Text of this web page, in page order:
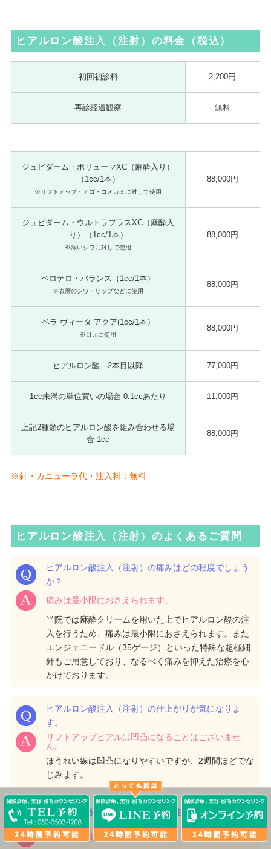
ヒアルロン酸注入（注射）の料金（税込）
初回初診料 2,200円
再診経過観察 無料
ジュビダーム・ボリューマXC（麻酔入り）
（1cc/1本）
※リフトアップ・アゴ・コメカミに対して使用
88,000円
ジュビダーム・ウルトラプラスXC（麻酔入
り）（1cc/1本）
※深いシワに対して使用
88,000円
ベロテロ・バランス（1cc/1本）
※表層のシワ・リップなどに使用
88,000円
ベラ ヴィータ アクア(1cc/1本）
※目元に使用
88,000円
ヒアルロン酸 2本目以降 77,000円
1cc未満の単位買いの場合 0.1ccあたり 11,000円
上記2種類のヒアルロン酸を組み合わせる場
合 1cc
88,000円
※針・カニューラ代・注入料：無料
ヒアルロン酸注入（注射）のよくあるご質問
ヒアルロン酸注入（注射）の痛みはどの程度でしょう
か？
痛みは最小限におさえられます。
当院では麻酔クリームを用いた上でヒアルロン酸の注
入を行うため、痛みは最小限におさえられます。また
エンジェニードル（35ゲージ）といった特殊な超極細
針もご用意しており、なるべく痛みを抑えた治療を心
がけております。
ヒアルロン酸注入（注射）の仕上がりが気になりま
す。
リフトアップヒアルは凹凸になることはございませ
ん。
ほうれい線は凹凸になりやすいですが、2週間ほどでな
じみます。
ヒアルロン酸注入（注射）後に化粧は出来ますか？
翌日から可能です。